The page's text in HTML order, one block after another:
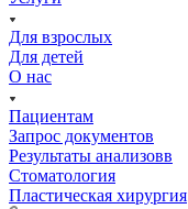
Для взрослых
Для детей
О нас
Пациентам
Запрос документов
Результаты анализовв
Стоматология
Пластическая хирургия